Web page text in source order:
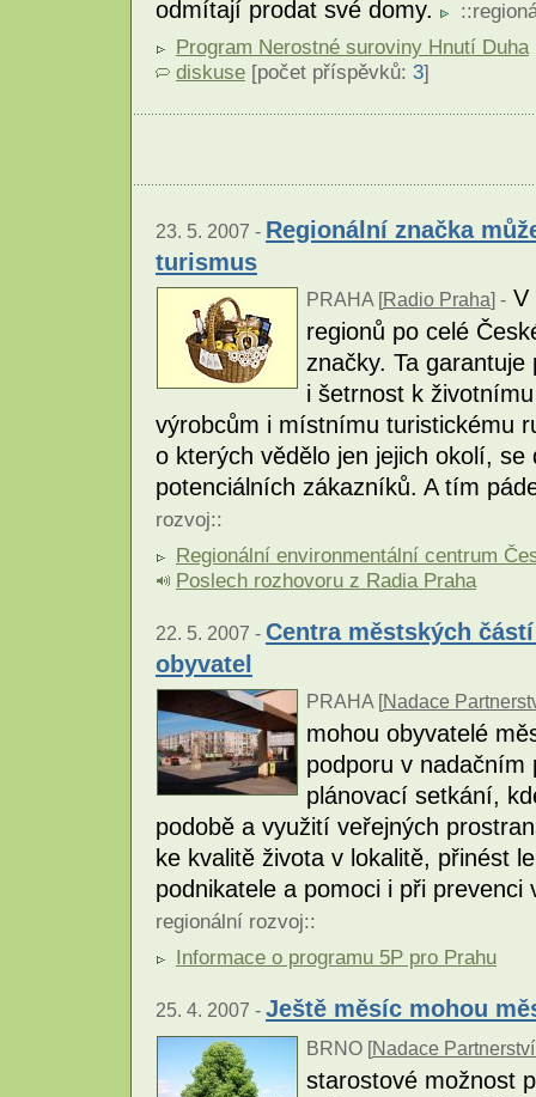
odmítají prodat své domy.
::
Program Nerostné suroviny Hnutí Duha
diskuse [počet příspěvků: 3]
23. 5. 2007 - Regionální značka
turismus
PRAHA [Radio Praha] - V
regionů po celé
značky. Ta
i šetrnost k
výrobcům i místnímu turistickému
o kterých vědělo jen jejich okolí,
potenciálních zákazníků. A tím
rozvoj::
Regionální environmentální centrum
Poslech rozhovoru z Radia Praha
22. 5. 2007 - Centra městských
obyvatel
PRAHA [Nadace
mohou obyvatelé
podporu v nadačním
plánovací setkání,
podobě a využití veřejných
ke kvalitě života v lokalitě, přinést
podnikatele a pomoci i při prevenci
regionální rozvoj::
Informace o programu 5P pro Prahu
25. 4. 2007 - Ještě měsíc mohou
BRNO [ Nadace
starostové možnost